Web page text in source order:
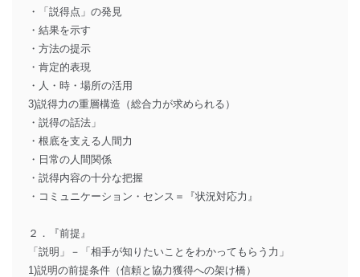
・「説得点」の発見
・結果を示す
・方法の提示
・肯定的表現
・人・時・場所の活用
3)説得力の重層構造（総合力が求められる）
・説得の話法」
・根底を支える人間力
・日常の人間関係
・説得内容の十分な把握
・コミュニケーション・センス＝『状況対応力』
２．『前提』
「説明」－「相手が知りたいことをわかってもらう力」
1)説明の前提条件（信頼と協力獲得への架け橋）